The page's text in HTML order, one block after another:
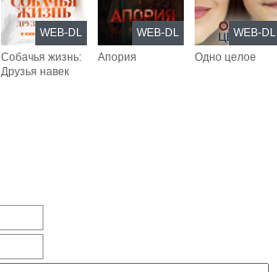
Собачья жизнь:
Друзья навек
WEB-DL
Апория
WEB-DL
Одно целое
WEB-DL